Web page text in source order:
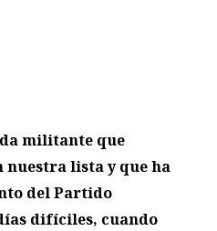
militante que
lista y que ha
del Partido
difíciles, cuando